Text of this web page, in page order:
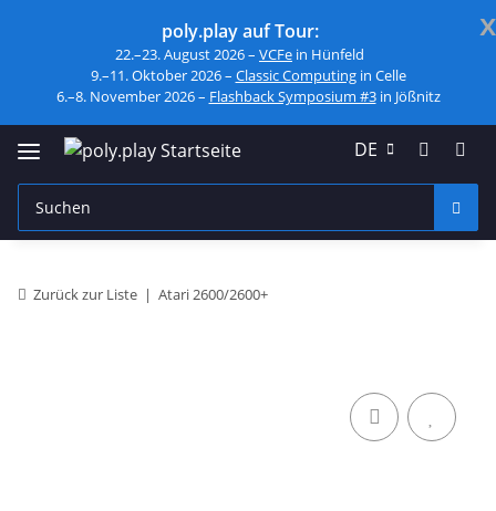
x
poly.play auf Tour:
22.–23. August 2026 – VCFe in Hünfeld
9.–11. Oktober 2026 – Classic Computingin Celle
6.–8. November 2026 – Flashback Symposium #3in Jößnitz
DE
Zurück zur Liste Atari 2600/2600+